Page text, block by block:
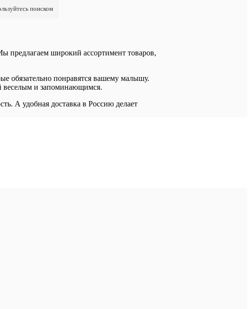
поиском
предлагаем широкий ассортимент товаров,
обязательно понравятся вашему малышу.
веселым и запоминающимся.
А удобная доставка в Россию делает